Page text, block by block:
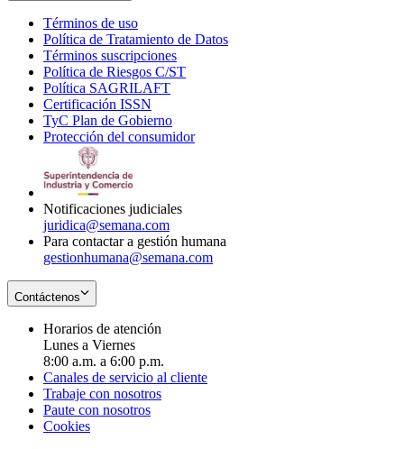
Términos de uso
in
new
window
Política de Tratamiento de Datos
Términos suscripciones
in
Política de Riesgos C/ST
Política SAGRILAFT
new
window
Certificación ISSN
in
new
TyC Plan de Gobierno
in
Protección del consumidorOpens
Notificaciones judiciales
juridica@semana.com
Para contactar a gestión humana
gestionhumana@semana.com
Contáctenos
Horarios de atención
Lunes a Viernes
8:00 a.m. a 6:00 p.m.
Canales de servicio al cliente
Trabaje con nosotros
Paute con nosotros
Cookies